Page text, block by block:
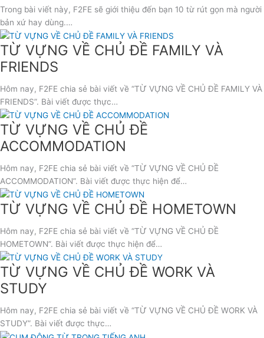
Trong bài viết này, F2FE sẽ giới thiệu đến bạn 10 từ rút gọn mà người
bản xứ hay dùng.…
TỪ VỰNG VỀ CHỦ ĐỀ FAMILY VÀ
FRIENDS
Hôm nay, F2FE chia sẻ bài viết về “TỪ VỰNG VỀ CHỦ ĐỀ FAMILY VÀ
FRIENDS”. Bài viết được thực…
TỪ VỰNG VỀ CHỦ ĐỀ
ACCOMMODATION
Hôm nay, F2FE chia sẻ bài viết về “TỪ VỰNG VỀ CHỦ ĐỀ
ACCOMMODATION”. Bài viết được thực hiện để…
TỪ VỰNG VỀ CHỦ ĐỀ HOMETOWN
Hôm nay, F2FE chia sẻ bài viết về “TỪ VỰNG VỀ CHỦ ĐỀ
HOMETOWN”. Bài viết được thực hiện để…
TỪ VỰNG VỀ CHỦ ĐỀ WORK VÀ
STUDY
Hôm nay, F2FE chia sẻ bài viết về “TỪ VỰNG VỀ CHỦ ĐỀ WORK VÀ
STUDY”. Bài viết được thực…